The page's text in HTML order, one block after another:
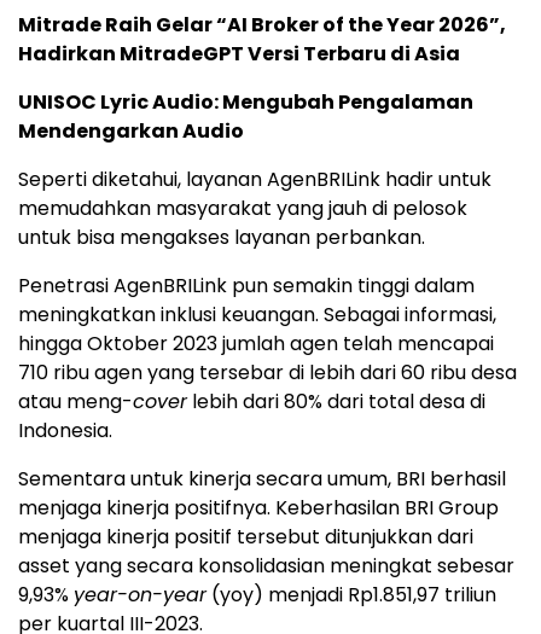
Mitrade Raih Gelar “AI Broker of the Year 2026”,
Hadirkan MitradeGPT Versi Terbaru di Asia
UNISOC Lyric Audio: Mengubah Pengalaman
Mendengarkan Audio
Seperti diketahui, layanan AgenBRILink hadir untuk
memudahkan masyarakat yang jauh di pelosok
untuk bisa mengakses layanan perbankan.
Penetrasi AgenBRILink pun semakin tinggi dalam
meningkatkan inklusi keuangan. Sebagai informasi,
hingga Oktober 2023 jumlah agen telah mencapai
710 ribu agen yang tersebar di lebih dari 60 ribu desa
atau meng-coverlebih dari 80% dari total desa di
Indonesia.
Sementara untuk kinerja secara umum, BRI berhasil
menjaga kinerja positifnya. Keberhasilan BRI Group
menjaga kinerja positif tersebut ditunjukkan dari
asset yang secara konsolidasian meningkat sebesar
9,93% year-on-year(yoy) menjadi Rp1.851,97 triliun
per kuartal III-2023.